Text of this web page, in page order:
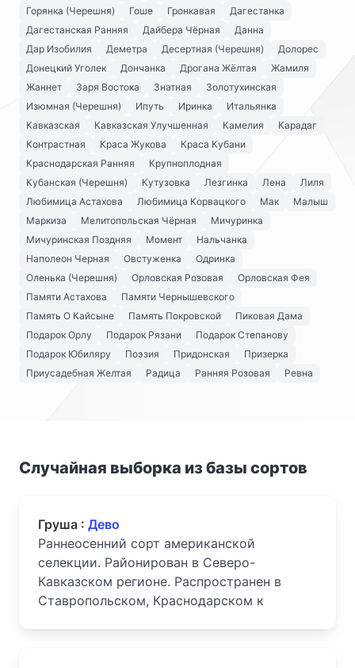
Горянка (Черешня)
Гоше Гронкавая
Дагестанка
Дагестанская Ранняя
Дайбера Чёрная
Данна
Дар Изобилия
Деметра Десертная (Черешня)
Долорес
Донецкий Уголек
Дончанка Дрогана Жёлтая
Жамиля
Жаннет
Заря Востока Знатная
Золотухинская
Изюмная (Черешня)
Ипуть Иринка
Итальянка
Кавказская
Кавказская Улучшенная Камелия
Карадаг
Контрастная
Краса Жукова
Краса Кубани
Краснодарская Ранняя
Крупноплодная
Кубанская (Черешня)
Кутузовка Лезгинка Лена
Лиля
Любимица Астахова
Любимица Корвацкого Мак
Малыш
Маркиза
Мелитопольская Чёрная
Мичуринка
Мичуринская Поздняя
Момент
Нальчанка
Наполеон Черная
Овстуженка
Одринка
Оленька (Черешня)
Орловская Розовая
Орловская Фея
Памяти Астахова
Памяти Чернышевского
Память О Кайсыне
Память Покровской
Пиковая Дама
Подарок Орлу
Подарок Рязани
Подарок Степанову
Подарок Юбиляру
Поэзия Придонская
Призерка
Приусадебная Желтая
Радица Ранняя Розовая Ревна
Случайная выборка из базы сортов
Груша : Дево
Раннеосенний сорт американской
селекции. Районирован в Северо-
Кавказском регионе. Распространен в
Ставропольском, Краснодарском к